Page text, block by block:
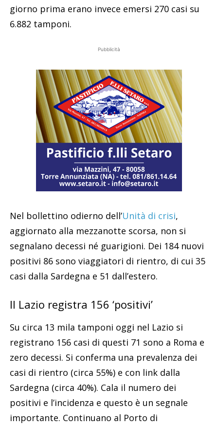
giorno prima erano invece emersi 270 casi su
6.882 tamponi.
Pubblicità
Nel bollettino odierno dell’Unità di crisi,
aggiornato alla mezzanotte scorsa, non si
segnalano decessi né guarigioni. Dei 184 nuovi
positivi 86 sono viaggiatori di rientro, di cui 35
casi dalla Sardegna e 51 dall’estero.
Il Lazio registra 156 ‘positivi’
Su circa 13 mila tamponi oggi nel Lazio si
registrano 156 casi di questi 71 sono a Roma e
zero decessi. Si conferma una prevalenza dei
casi di rientro (circa 55%) e con link dalla
Sardegna (circa 40%). Cala il numero dei
positivi e l’incidenza e questo è un segnale
importante. Continuano al Porto di